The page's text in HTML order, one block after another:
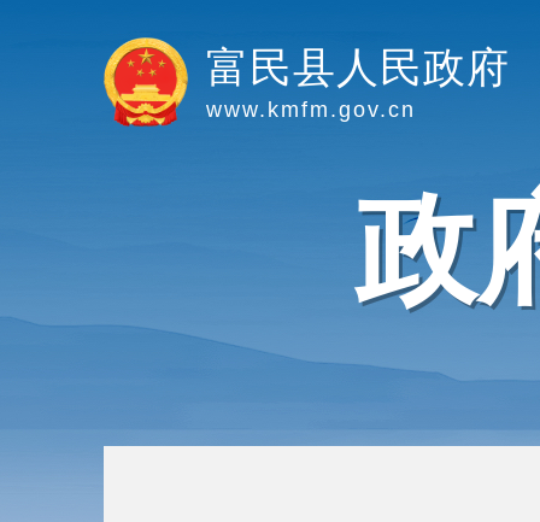
富民县人民政府
www.kmfm.gov.cn
政